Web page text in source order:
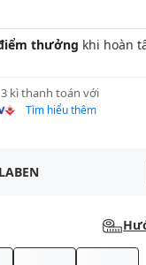
thưởng khi hoàn
kì thanh toán với
Tìm hiểu thêm